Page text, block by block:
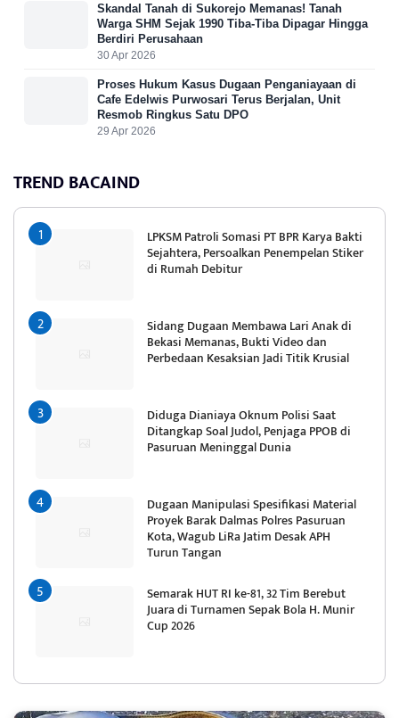
Skandal Tanah di Sukorejo Memanas! Tanah
Warga SHM Sejak 1990 Tiba-Tiba Dipagar Hingga
Berdiri Perusahaan
30 Apr 2026
Proses Hukum Kasus Dugaan Penganiayaan di
Cafe Edelwis Purwosari Terus Berjalan, Unit
Resmob Ringkus Satu DPO
29 Apr 2026
TREND BACAIND
LPKSM Patroli Somasi PT BPR Karya Bakti
Sejahtera, Persoalkan Penempelan Stiker
di Rumah Debitur
Sidang Dugaan Membawa Lari Anak di
Bekasi Memanas, Bukti Video dan
Perbedaan Kesaksian Jadi Titik Krusial
Diduga Dianiaya Oknum Polisi Saat
Ditangkap Soal Judol, Penjaga PPOB di
Pasuruan Meninggal Dunia
Dugaan Manipulasi Spesifikasi Material
Proyek Barak Dalmas Polres Pasuruan
Kota, Wagub LiRa Jatim Desak APH
Turun Tangan
Semarak HUT RI ke-81, 32 Tim Berebut
Juara di Turnamen Sepak Bola H. Munir
Cup 2026